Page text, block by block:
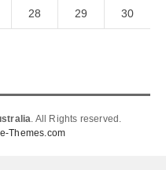
28 29 30
. All Rights reserved.
Themes.com